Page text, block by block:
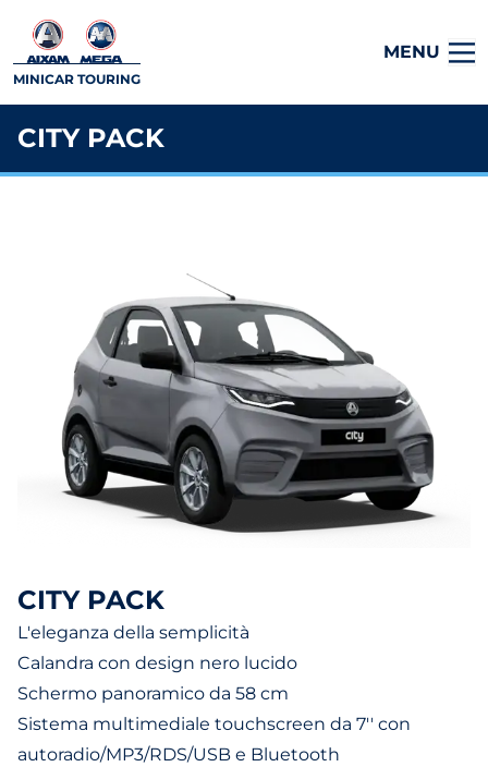
MINICAR TOURING
MENU
CITY PACK
CITY PACK
L'eleganza della semplicità
Calandra con design nero lucido
Schermo panoramico da 58 cm
Sistema multimediale touchscreen da 7'' con
autoradio/MP3/RDS/USB e Bluetooth